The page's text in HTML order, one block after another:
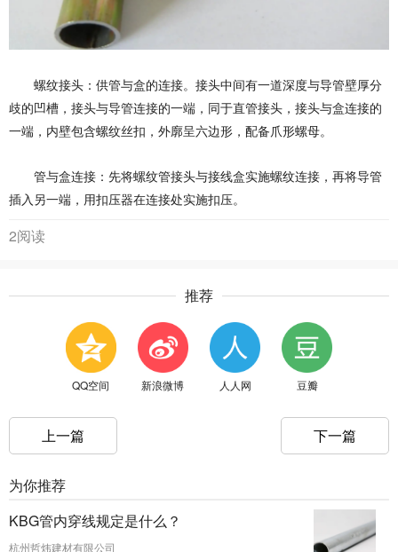
螺纹接头：供管与盒的连接。接头中间有一道深度与导管壁厚分
歧的凹槽，接头与导管连接的一端，同于直管接头，接头与盒连接的
一端，内壁包含螺纹丝扣，外廓呈六边形，配备爪形螺母。
管与盒连接：先将螺纹管接头与接线盒实施螺纹连接，再将导管
插入另一端，用扣压器在连接处实施扣压。
2阅读
推荐
QQ空间 新浪微博 人人网 豆瓣
上一篇 下一篇
为你推荐
KBG管内穿线规定是什么？
杭州哲炜建材有限公司